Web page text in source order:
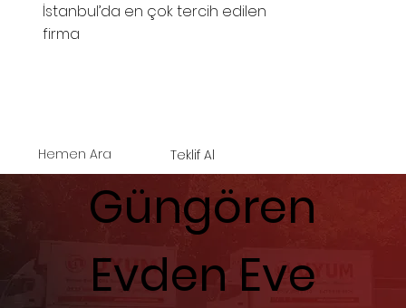
İstanbul’da en çok tercih edilen
firma
Hemen Ara Teklif Al
Güngören
Evden Eve